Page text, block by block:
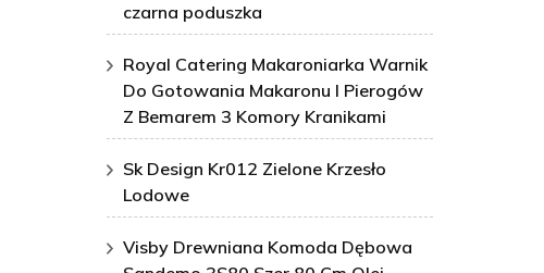
czarna poduszka
Royal Catering Makaroniarka Warnik
Do Gotowania Makaronu I Pierogów
Z Bemarem 3 Komory Kranikami
Sk Design Kr012 Zielone Krzesło
Lodowe
Visby Drewniana Komoda Dębowa